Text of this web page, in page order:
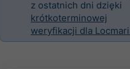
z ostatnich dni dzięki
krótkoterminowej
weryfikacji dla